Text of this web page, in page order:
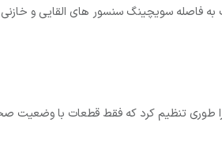
فاصله سویچینگ سنسور های القایی و
را طوری تنظیم کرد که فقط قطعات با